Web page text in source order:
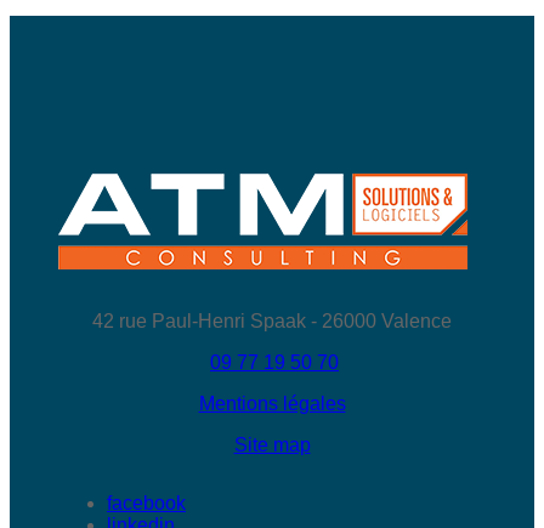
42 rue Paul-Henri Spaak - 26000 Valence
09 77 19 50 70
Mentions légales
Site map
facebook